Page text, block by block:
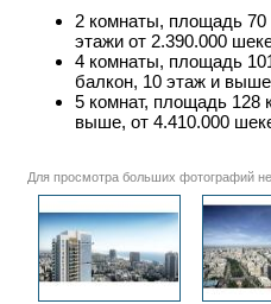
2 комнаты, площадь 70
этажи от 2.390.000
4 комнаты, площадь
балкон, 10 этаж и
5 комнат, площадь 128
выше, от 4.410.000
Для просмотра больших фотографий